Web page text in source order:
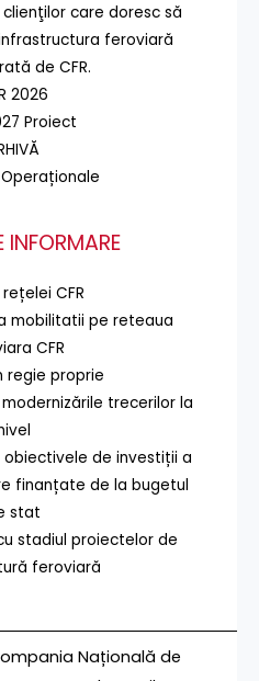
care doresc să
feroviară
de CFR.
2026
Proiect
INFORMARE
CFR
mobilitatii pe reteaua
CFR
regie proprie
trecerilor la
de investiții a
finanțate de la bugetul
stat
stadiul proiectelor de
feroviară
Națională de